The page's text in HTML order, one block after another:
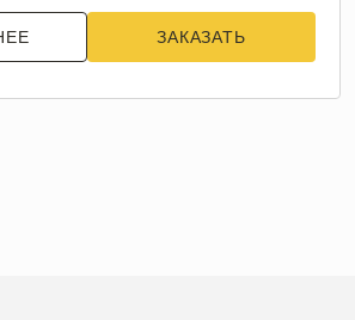
ЗАКАЗАТЬ